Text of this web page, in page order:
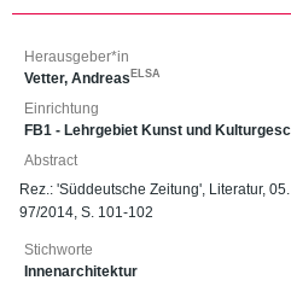
Herausgeber*in
Vetter, Andreas ELSA
Einrichtung
FB1 - Lehrgebiet Kunst und
Abstract
Rez.: 'Süddeutsche Zeitung', Literatur,
97/2014, S. 101-102
Stichworte
Innenarchitektur